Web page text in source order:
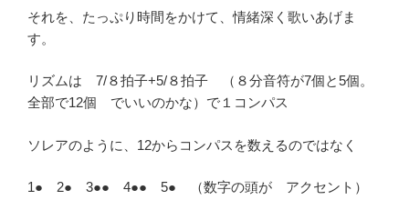
それを、たっぷり時間をかけて、情緒深く歌いあげま
す。
リズムは 7/８拍子+5/８拍子 （８分音符が7個と5個。
全部で12個 でいいのかな）で１コンパス
ソレアのように、12からコンパスを数えるのではなく
1● 2● 3●● 4●● 5● （数字の頭が アクセント）